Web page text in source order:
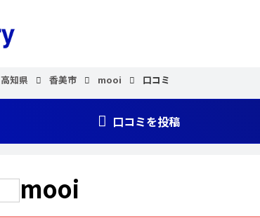
高知県 香美市 mooi 口コミ
口コミを投稿
mooi